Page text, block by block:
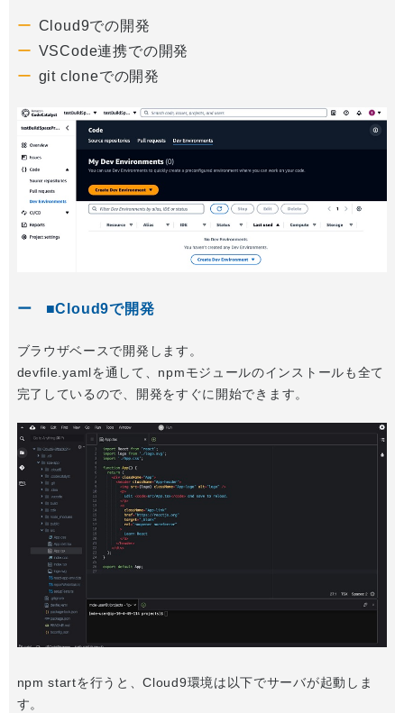
Cloud9での開発
VSCode連携での開発
git cloneでの開発
■Cloud9で開発
ブラウザベースで開発します。
devfile.yamlを通して、npmモジュールのインストールも全て
完了しているので、開発をすぐに開始できます。
npm startを行うと、Cloud9環境は以下でサーバが起動しま
す。